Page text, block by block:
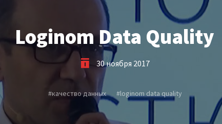
Loginom
IT-специалистов
и ответы
Мастерская Loginom
Кубок Loginom
Отзывы
Loginom Data Quality
30 ноября 2017
#качество данных #loginom data quality